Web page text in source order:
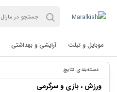
موبایل و تبلت آرایشی و بهداشتی
دسته‌بندی نتایج
ورزش ، بازی و سرگرمی